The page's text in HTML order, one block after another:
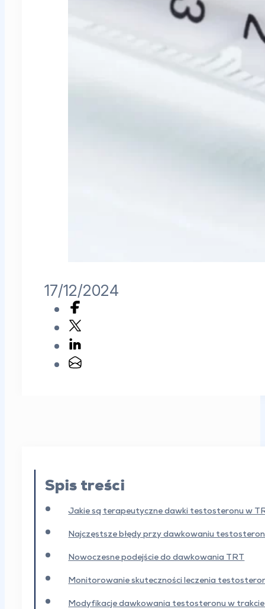
17/12/2024
Spis treści
Jakie są terapeutyczne dawki testosteronu w
Najczęstsze błędy przy dawkowaniu
Nowoczesne podejście do dawkowania TRT
Monitorowanie skuteczności leczenia
Modyfikacje dawkowania testosteronu w